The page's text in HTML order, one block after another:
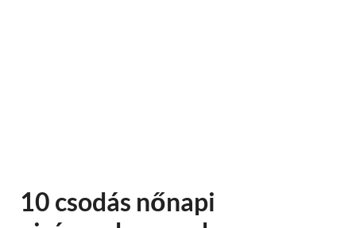
10 csodás nőnapi